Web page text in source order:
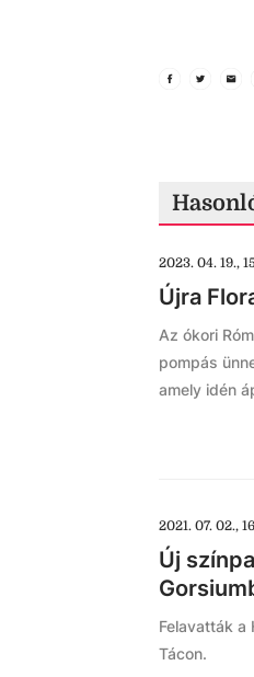
2023. 04. 19.,
Újra
Az ókori
pompás
amely idén
2021. 07. 02.,
Új
Felavatták a
Tácon.